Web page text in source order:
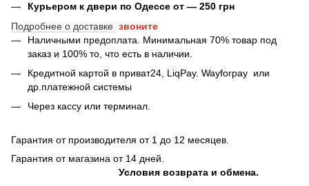
Курьером к двери по Одессе от — 250 грн
Подробнее о доставке звоните
Наличными предоплата. Минимальная 70% товар под
заказ и 100% то, что есть в наличии.
Кредитной картой в приват24, LiqPay. Wayforpay или
др.платежной системы
Через кассу или терминал.
Гарантия от производителя от 1 до 12 месяцев.
Гарантия от магазина от 14 дней.
Условия возврата и обмена.